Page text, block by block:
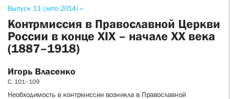
Выпуск 11 (лето 2014) »
Контрмиссия в Православной Церкви
России в конце XIX – начале XX века
(1887–1918)
Игорь Власенко
С. 101–109
Необходимость в контрмиссии возникла в Православной